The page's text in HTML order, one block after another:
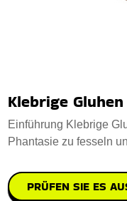
Klebrige
Einführung Klebrige
Phantasie zu fesseln
PRÜFEN SIE ES